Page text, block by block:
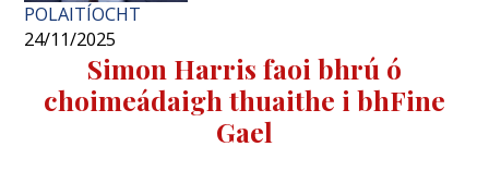
POLAITÍOCHT
24/11/2025
Simon Harris faoi ​​bhrú ó
choimeádaigh thuaithe i bhFine
Gael